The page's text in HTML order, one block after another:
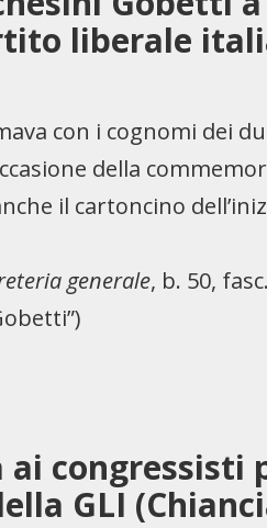
liberale
con i cognomi dei
della
il cartoncino
generale, b. 50,
congressisti
GLI